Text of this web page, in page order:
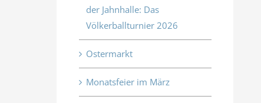
der Jahnhalle: Das
Völkerballturnier 2026
Ostermarkt
Monatsfeier im März